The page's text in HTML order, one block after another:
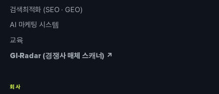
검색최적화 (SEO · GEO)
AI 마케팅 시스템
교육
GI-Radar (경쟁사 매체 스캐너) ↗
회사